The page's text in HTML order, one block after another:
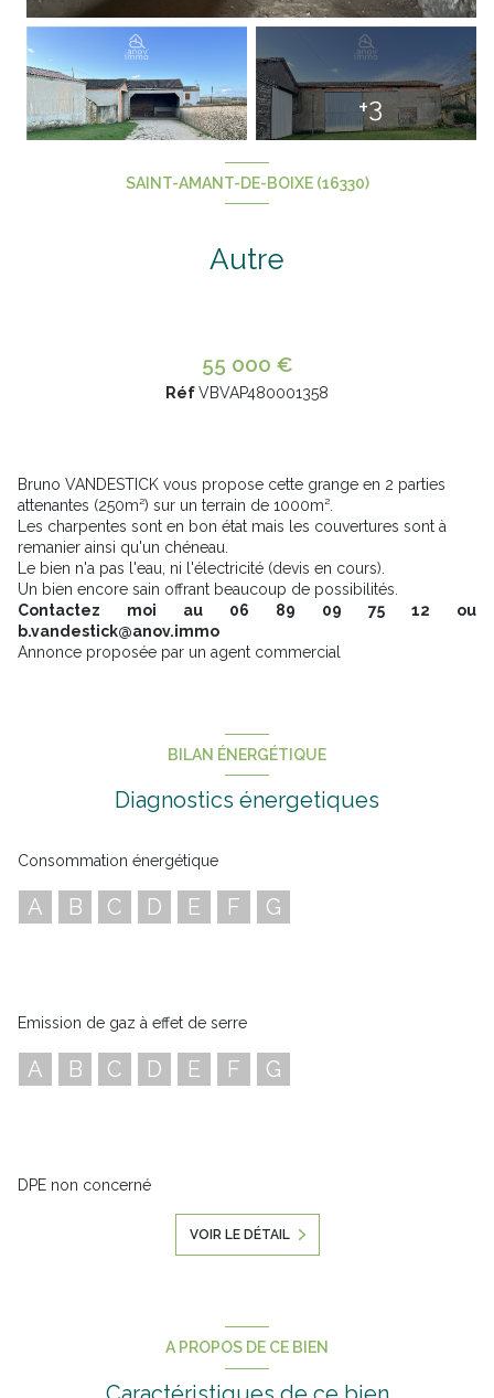
+3
SAINT-AMANT-DE-BOIXE (16330)
Autre
55 000 €
RéfVBVAP480001358
Bruno VANDESTICK vous propose cette grange en 2 parties
attenantes (250m²) sur un terrain de 1000m².
Les charpentes sont en bon état mais les couvertures sont à
remanier ainsi qu'un chéneau.
Le bien n'a pas l'eau, ni l'électricité (devis en cours).
Un bien encore sain offrant beaucoup de possibilités.
Contactez moi au 06 89 09 75 12 ou
b.vandestick@anov.immo
Annonce proposée par un agent commercial
BILAN ÉNERGÉTIQUE
Diagnostics énergetiques
Consommation énergétique
A B C D E F G
Emission de gaz à effet de serre
A B C D E F G
DPE non concerné
VOIR LE DÉTAIL
A PROPOS DE CE BIEN